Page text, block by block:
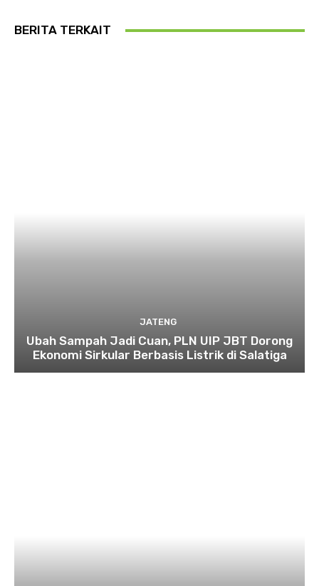
BERITA TERKAIT
JATENG
Ubah Sampah Jadi Cuan, PLN UIP JBT Dorong
Ekonomi Sirkular Berbasis Listrik di Salatiga